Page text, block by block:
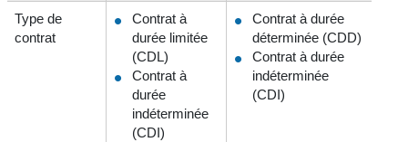
Type de
contrat
Contrat à
durée limitée
(CDL)
Contrat à
durée
indéterminée
(CDI)
Contrat à durée
déterminée (CDD)
Contrat à durée
indéterminée
(CDI)